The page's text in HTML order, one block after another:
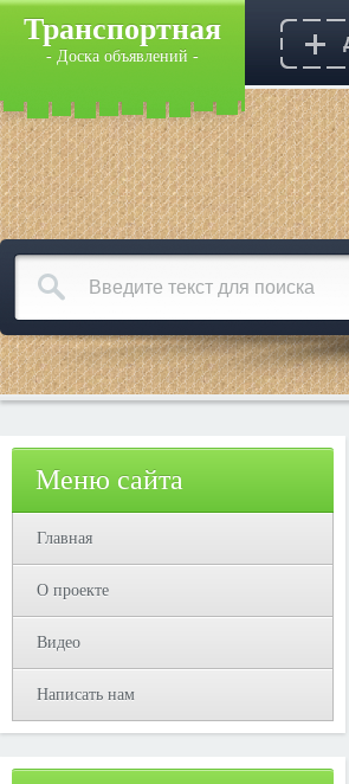
Транспортная
- Доска объявлений -
Меню сайта
Главная
О проекте
Видео
Написать нам